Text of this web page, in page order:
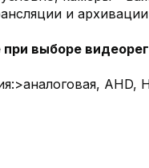
и
выборе
AHD,